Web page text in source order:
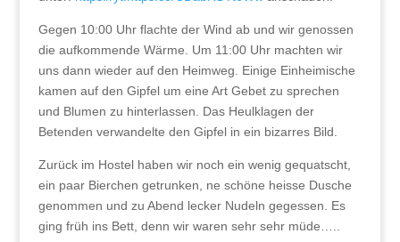
Gegen 10:00 Uhr flachte der Wind ab und wir genossen
die aufkommende Wärme. Um 11:00 Uhr machten wir
uns dann wieder auf den Heimweg. Einige Einheimische
kamen auf den Gipfel um eine Art Gebet zu sprechen
und Blumen zu hinterlassen. Das Heulklagen der
Betenden verwandelte den Gipfel in ein bizarres Bild.
Zurück im Hostel haben wir noch ein wenig gequatscht,
ein paar Bierchen getrunken, ne schöne heisse Dusche
genommen und zu Abend lecker Nudeln gegessen. Es
ging früh ins Bett, denn wir waren sehr sehr müde…..